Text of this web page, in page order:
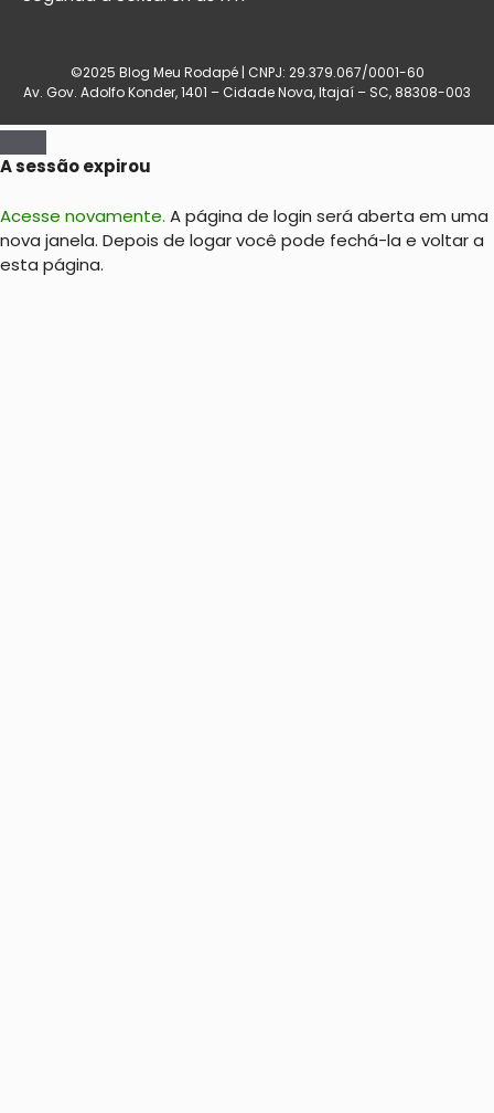
©2025 Blog Meu Rodapé | CNPJ: 29.379.067/0001-60
Av. Gov. Adolfo Konder, 1401 – Cidade Nova, Itajaí – SC, 88308-003
A sessão expirou
Acesse novamente. A página de login será aberta em uma
nova janela. Depois de logar você pode fechá-la e voltar a
esta página.